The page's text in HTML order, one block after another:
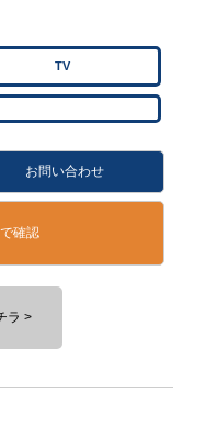
TV
お問い合わせ
確認
ラ >